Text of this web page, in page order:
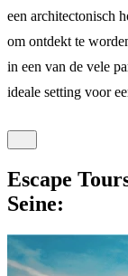
een architectonisch
om ontdekt te
in een van de vele
ideale setting voor
Escape
Seine: